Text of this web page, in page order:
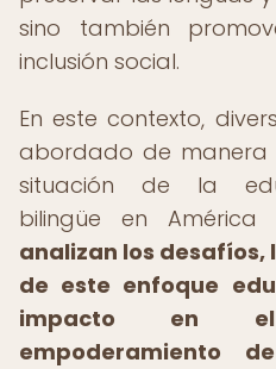
sino también
inclusión social.
En este contexto,
abordado de
situación de la
bilingüe en América
analizan los desafíos,
de este enfoque
impacto en
empoderamiento